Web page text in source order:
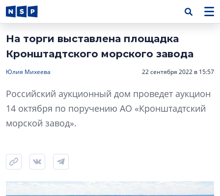
На торги выставлена площадка
Кронштадтского морского завода
Юлия Михеева 22 сентября 2022 в 15:57
Российский аукционный дом проведет аукцион
14 октября по поручению АО «Кронштадтский
морской завод».